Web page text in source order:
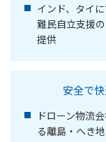
インド、タイ
難民自立支援
提供
安全で
ドローン物流
る離島・へき